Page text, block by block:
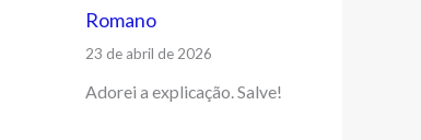
Romano
23 de abril de 2026
Adorei a explicação. Salve!